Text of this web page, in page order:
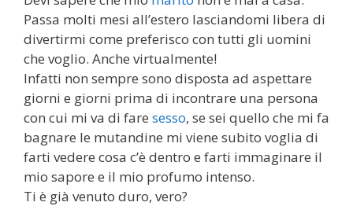
Passa molti mesi all’estero lasciandomi libera di
divertirmi come preferisco con tutti gli uomini
che voglio. Anche virtualmente!
Infatti non sempre sono disposta ad aspettare
giorni e giorni prima di incontrare una persona
con cui mi va di fare sesso, se sei quello che mi fa
bagnare le mutandine mi viene subito voglia di
farti vedere cosa c’è dentro e farti immaginare il
mio sapore e il mio profumo intenso.
Ti è già venuto duro, vero?